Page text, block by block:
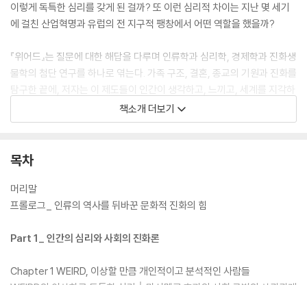
이렇게 독특한 심리를 갖게 된 걸까? 또 이런 심리적 차이는 지난 몇 세기
에 걸친 산업혁명과 유럽의 전 지구적 팽창에서 어떤 역할을 했을까?
『위어드』는 질문에 대한 해답을 다루며 인류학과 심리학, 경제학과 진화생
물학의 첨단 연구를 하나로 엮는다. 가족 구조, 결혼, 종교의 기원과 진화를
탐구한 끝에, 저자는 이 제도들이 인간이 생각하고, 느끼고, 세계를 지각하
는 방식을 만들어 내는 과정을 담아냈다. 또한 일부일처 핵가족의 기원을
고대 후기까지 추적하며 로마가톨릭교회가 가장 기본적인 인간 제도(결혼
화시키고 서구 문명의 궤적을 이동시켰는지를 보여준다.
광대한 범위에 걸쳐 놀랍도록 세부적인 사실을 파고든다는 점에서 도발적
이고 매력적인 이 책은 문화와 제도와 심리가 어떻게 서로를 모양 짓는지
사를 움직이는 대규모 사회·정치·경제적 힘에 어떤 영향을 끼쳤는지 설명
책소개 더보기
목차
머리말
프롤로그_ 인류의 역사를 뒤바꾼 문화적 진화의 힘
Part 1_ 인간의 심리와 사회의 진화론
Chapter 1 WEIRD, 이상할 만큼 개인적이고 분석적인 사람들